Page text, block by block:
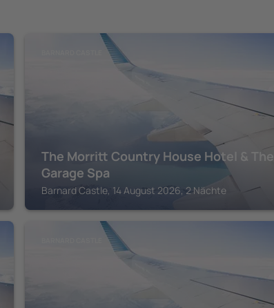
The Morritt Country House Hotel & The
Garage Spa
Barnard Castle, 14 August 2026, 2 Nächte